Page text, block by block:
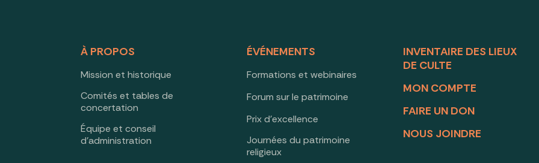
À PROPOS
Mission et historique
Comités et tables de
concertation
Équipe et conseil
d’administration
ÉVÉNEMENTS
Formations et webinaires
Forum sur le patrimoine
Prix d’excellence
Journées du patrimoine
religieux
INVENTAIRE DES LIEUX
DE CULTE
MON COMPTE
FAIRE UN DON
NOUS JOINDRE